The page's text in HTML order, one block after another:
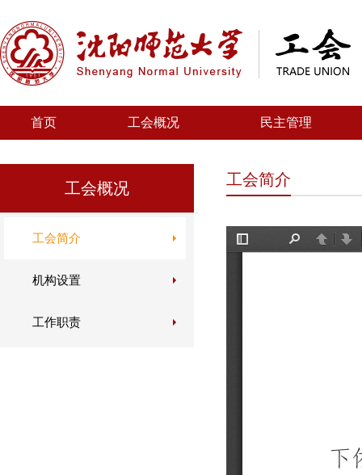
首页 工会概况 民主管理
工会概况
工会简介
机构设置
工作职责
工会简介